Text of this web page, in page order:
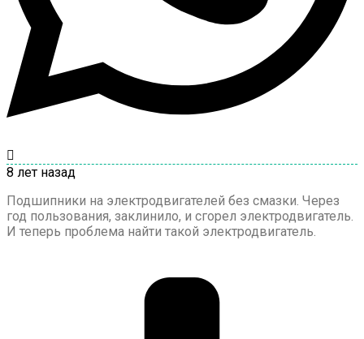
8 лет назад
Подшипники на электродвигателей без смазки. Через
год пользования, заклинило, и сгорел электродвигатель.
И теперь проблема найти такой электродвигатель.